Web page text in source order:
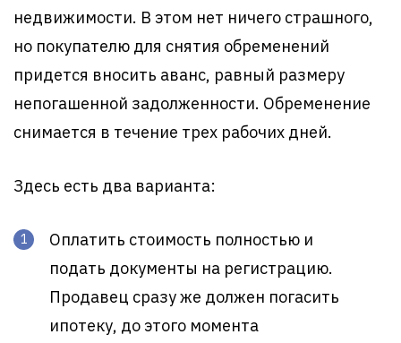
недвижимости. В этом нет ничего страшного,
но покупателю для снятия обременений
придется вносить аванс, равный размеру
непогашенной задолженности. Обременение
снимается в течение трех рабочих дней.
Здесь есть два варианта:
Оплатить стоимость полностью и
подать документы на регистрацию.
Продавец сразу же должен погасить
ипотеку, до этого момента